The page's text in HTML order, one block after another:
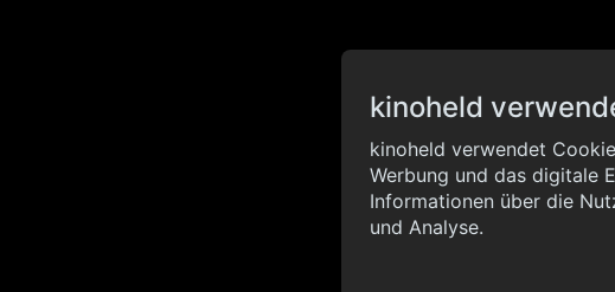
kinoheld
kinoheld verwendet
Werbung und das digitale
Informationen über die
und Analyse.
Info
{ "__sentry_xhr__": {
"status_code": 0 } }